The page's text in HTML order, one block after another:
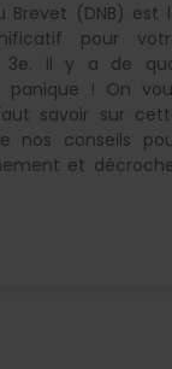
Brevet (DNB) est
pour
3e. Il y a de
panique ! On
savoir sur
nos conseils
et